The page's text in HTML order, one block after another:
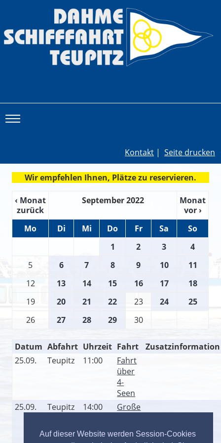
Auf dieser Website werden Session-Cookies
Kontakt | Seite drucken
Wir empfehlen Ihnen, Plätze zu reservieren.
‹ Monat
zurück
September 2022
Monat
vor ›
Mo
Di Mi Do Fr Sa
So
1
2 3
4
5
6 7 8 9 10
11
12
13 14 15 16 17
18
19
20 21 22 23 24
25
26
27 28 29 30
Datum Abfahrt Uhrzeit Fahrt
Zusatzinformation
25.09.
Teupitz 11:00
Fahrt
über
4-
Seen
25.09.
Teupitz 14:00
Große
über
4-